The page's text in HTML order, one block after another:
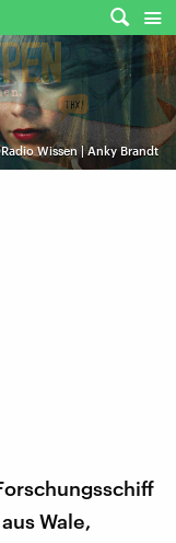
Wissen | Anky Brandt
Wale,